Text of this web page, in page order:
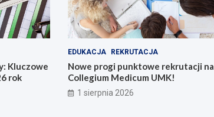
Kluczowe
rok
EDUKACJA REKRUTACJA
Nowe progi punktowe rekrutacji na
Collegium Medicum UMK!
1 sierpnia 2026